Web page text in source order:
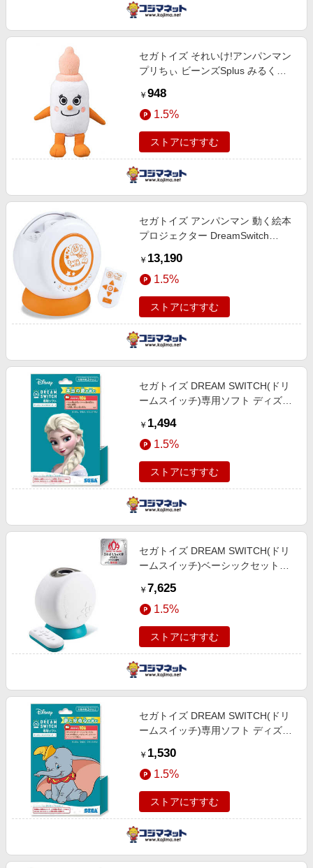
セガトイズ それいけ!アンパンマン
プリちぃ ビーンズSplus みるくぼ
￥ 948
1.5%
ストアにすすむ
セガトイズ アンパンマン 動く絵本
プロジェクター DreamSwitch
￥ 13,190
1.5%
ストアにすすむ
セガトイズ DREAM SWITCH(ドリ
ームスイッチ)専用ソフト ディズニ
￥ 1,494
1.5%
ストアにすすむ
セガトイズ DREAM SWITCH(ドリ
ームスイッチ)ベーシックセット
￥ 7,625
1.5%
ストアにすすむ
セガトイズ DREAM SWITCH(ドリ
ームスイッチ)専用ソフト ディズニ
￥ 1,530
1.5%
ストアにすすむ